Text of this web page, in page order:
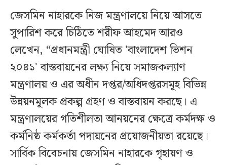
জেসমিন নাহারকে নিজ মন্ত্রণালয়ে নিয়ে আসতে
সুপারিশ করে চিঠিতে শরীফ আহমেদ আরও
লেখেন, “প্রধানমন্ত্রী ঘোষিত 'বাংলাদেশ ভিশন
২০৪১' বাস্তবায়নের লক্ষ্য নিয়ে সমাজকল্যাণ
মন্ত্রণালয় ও এর অধীন দপ্তর/অধিদপ্তরসমূহ বিভিন্ন
উন্নয়নমূলক প্রকল্প গ্রহণ ও বাস্তবায়ন করছে। এ
মন্ত্রণালয়ের গতিশীলতা আনয়নের ক্ষেত্রে কর্মদক্ষ ও
কর্মনিষ্ঠ কর্মকর্তা পদায়নের প্রয়োজনীয়তা রয়েছে।
সার্বিক বিবেচনায় জেসমিন নাহারকে গৃহায়ণ ও